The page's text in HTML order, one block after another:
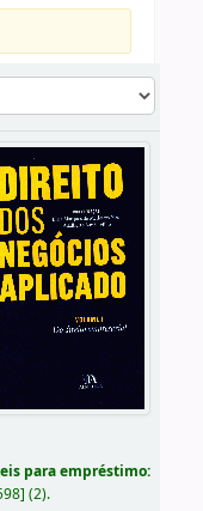
para empréstimo:
] (2).